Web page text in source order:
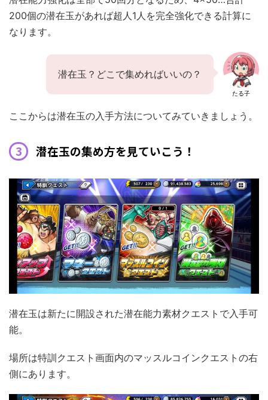
200個の潜在玉があれば超人1人を完全強化できる計算に
なります。
たる子
潜在玉？どこで集めればいいの？
ここからは潜在玉の入手方法についてみていきましょう。
潜在玉の集め方を見ていこう！
潜在玉は新たに開設された潜在能力素材クエストで入手可
能。
場所は特訓クエスト画面内のマッスルコインクエストの右
側にあります。